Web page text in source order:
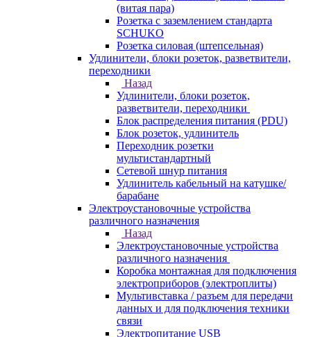
(витая пара)
Розетка с заземлением стандарта
SCHUKO
Розетка силовая (штепсельная)
Удлинители, блоки розеток, разветвители,
переходники
Назад
Удлинители, блоки розеток,
разветвители, переходники
Блок распределения питания (PDU)
Блок розеток, удлинитель
Переходник розетки
мультистандартный
Сетевой шнур питания
Удлинитель кабельный на катушке/
барабане
Электроустановочные устройства
различного назначения
Назад
Электроустановочные устройства
различного назначения
Коробка монтажная для подключения
электроприборов (электроплиты)
Мультивставка / разъем для передачи
данных и для подключения техники
связи
Электропитание USB